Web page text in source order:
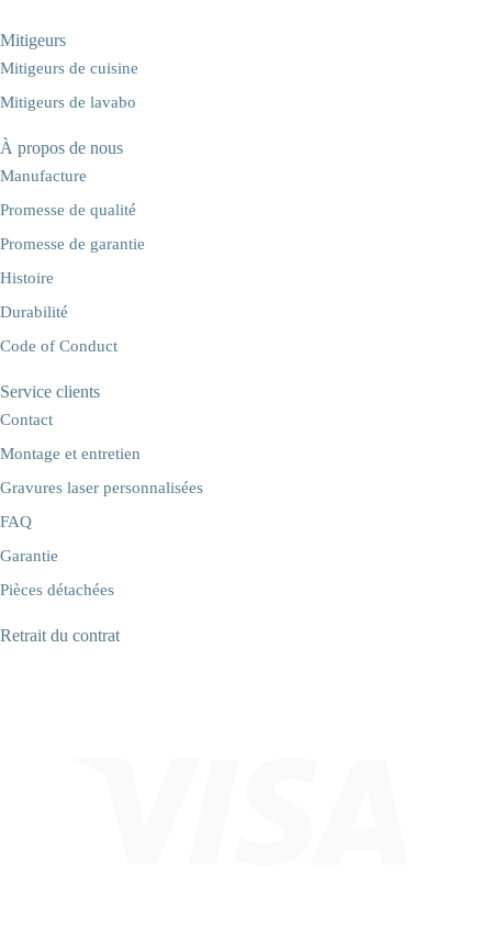
Mitigeurs
Mitigeurs de cuisine
Mitigeurs de lavabo
À propos de nous
Manufacture
Promesse de qualité
Promesse de garantie
Histoire
Durabilité
Code of Conduct
Service clients
Contact
Montage et entretien
Gravures laser personnalisées
FAQ
Garantie
Pièces détachées
Retrait du contrat